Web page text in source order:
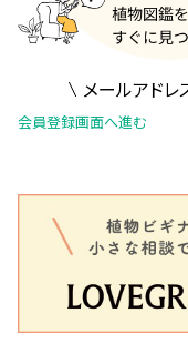
メールアド
会員登録画面へ進む